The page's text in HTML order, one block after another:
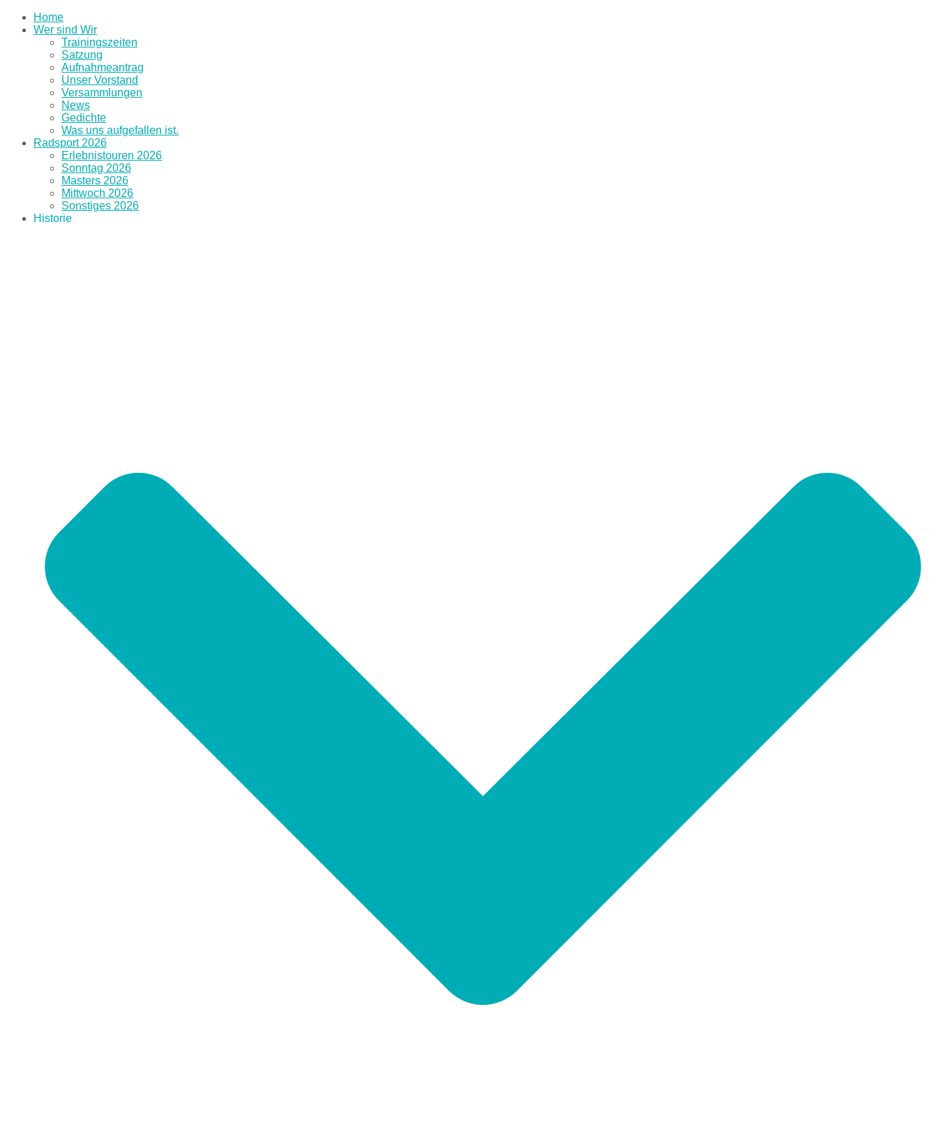
Home
Wer sind Wir
Trainingszeiten
Satzung
Aufnahmeantrag
Unser Vorstand
Versammlungen
News
Gedichte
Was uns aufgefallen ist.
Radsport 2026
Erlebnistouren 2026
Sonntag 2026
Masters 2026
Mittwoch 2026
Sonstiges 2026
Historie